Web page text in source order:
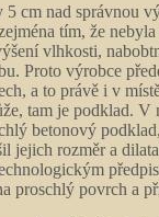
cm nad správnou
tím, že nebyla
vlhkosti,
Proto výrobce
a to právě i v
tam je podklad. V
betonový
jejich rozměr a
proschlý povrch a